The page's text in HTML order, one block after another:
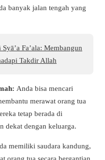
banyak jalan tengah yang
Fa’ala: Membangun
Takdir Allah
Anda bisa mencari
merawat orang tua
tetap berada di
dekat dengan keluarga.
memiliki saudara kandung,
orang tua secara bergantian.